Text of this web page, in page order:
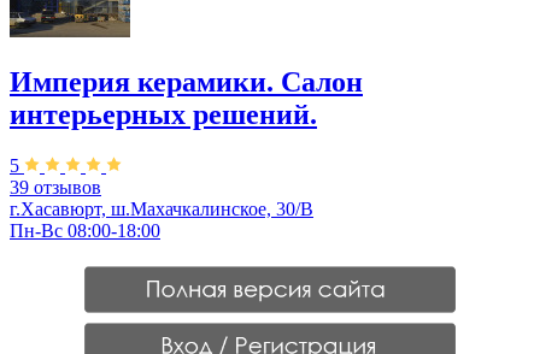
Империя керамики. Салон
интерьерных решений.
5
39 отзывов
г.Хасавюрт, ш.Махачкалинское, 30/В
Пн-Вс 08:00-18:00